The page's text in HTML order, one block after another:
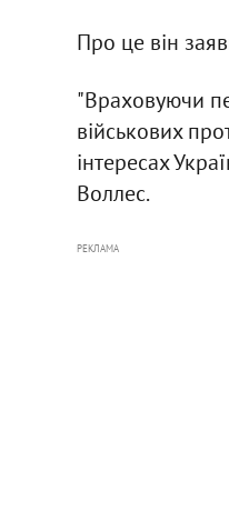
Про це він
"Враховуючи
військових
інтересах
Воллес.
РЕКЛАМА